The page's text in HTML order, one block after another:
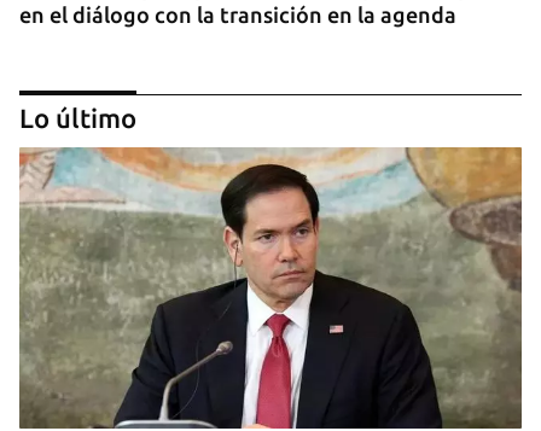
en el diálogo con la transición en la agenda
NICARAGUA
EE UU propone a la OEA convocar a los
cancilleres para "tomar medidas" contra las
Lo último